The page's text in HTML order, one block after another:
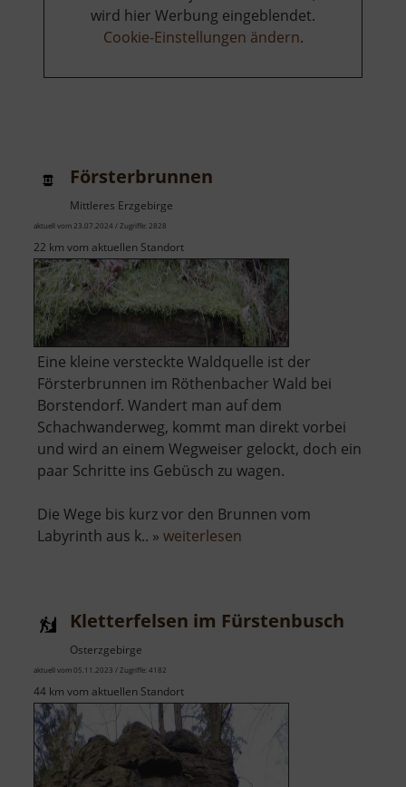
wird hier Werbung eingeblendet.
Cookie-Einstellungen ändern.
Försterbrunnen
Mittleres Erzgebirge
aktuell vom 23.07.2024 / Zugriffe: 2828
22 km vom aktuellen Standort
Eine kleine versteckte Waldquelle ist der
Försterbrunnen im Röthenbacher Wald bei
Borstendorf. Wandert man auf dem
Schachwanderweg, kommt man direkt vorbei
und wird an einem Wegweiser gelockt, doch ein
paar Schritte ins Gebüsch zu wagen.
Die Wege bis kurz vor den Brunnen vom
Labyrinth aus k.. » weiterlesen
Kletterfelsen im Fürstenbusch
Osterzgebirge
aktuell vom 05.11.2023 / Zugriffe: 4182
44 km vom aktuellen Standort